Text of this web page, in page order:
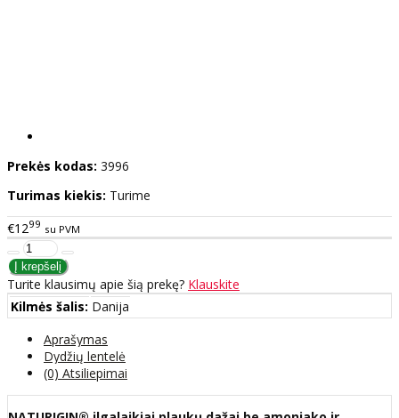
Prekės kodas: 3996
Turimas kiekis: Turime
€1299 su PVM
Turite klausimų apie šią prekę? Klauskite
Kilmės šalis: Danija
Aprašymas
Dydžių lentelė
(0) Atsiliepimai